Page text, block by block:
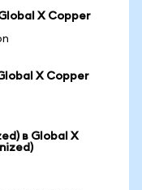
X Copper
X Copper
в Global X